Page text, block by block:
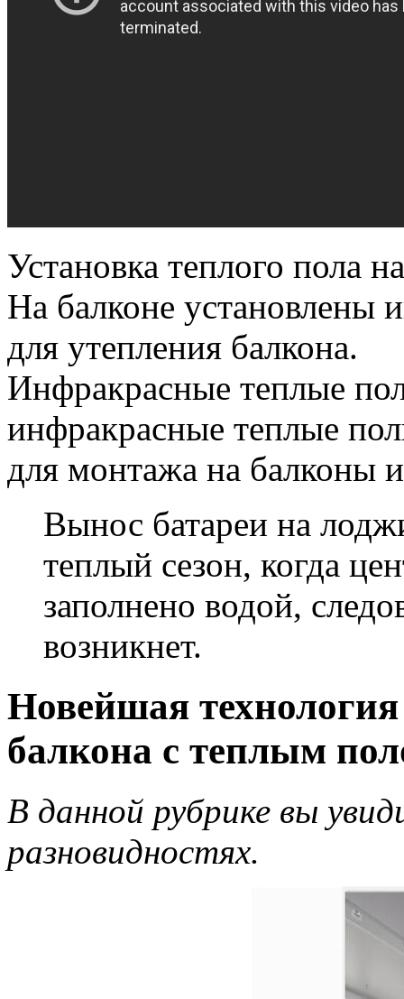
Установка теплого пола
На балконе установлены
для утепления балкона.
Инфракрасные теплые
инфракрасные теплые
для монтажа на балконы
Вынос батареи на
теплый сезон, когда
заполнено водой,
возникнет.
Новейшая
балкона с теплым
В данной рубрике вы
разновидностях.